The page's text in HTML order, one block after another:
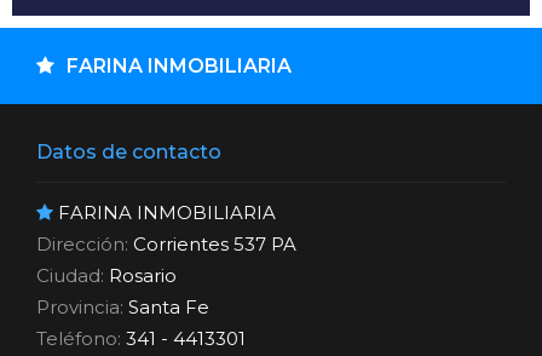
FARINA INMOBILIARIA
Datos de contacto
FARINA INMOBILIARIA
Dirección: Corrientes 537 PA
Ciudad: Rosario
Provincia: Santa Fe
Teléfono: 341 - 4413301